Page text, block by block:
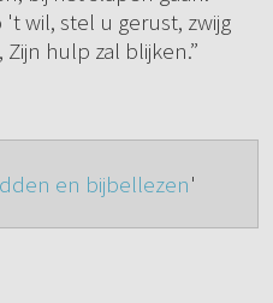
't wil, stel u gerust, zwijg
hulp zal blijken.”
en bijbellezen'